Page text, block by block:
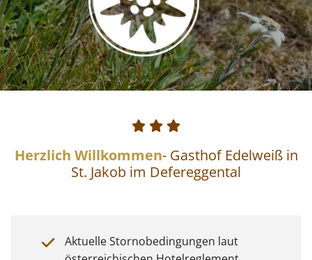
  
Herzlich Willkommen- Gasthof Edelweiß in
St. Jakob im Defereggental
Aktuelle Stornobedingungen laut